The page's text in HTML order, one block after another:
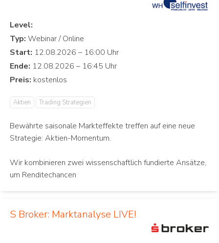
Level:
Typ:
Start:
Ende:
Preis:
Aktien Trading Strategien
Bewährte saisonale Markteffekte treffen auf eine neue
Strategie: Aktien-Momentum.
Wir kombinieren zwei wissenschaftlich fundierte Ansätze,
um Renditechancen
S Broker: Marktanalyse LIVE!